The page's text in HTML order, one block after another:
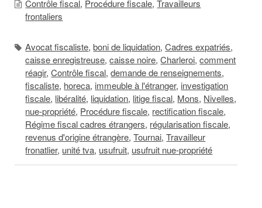
Contrôle fiscal, Procédure fiscale,Travailleurs
frontaliers
Avocat fiscaliste,boni de liquidation,Cadres expatriés,
caisse enregistreuse,caisse noire,Charleroi,comment
réagir,Contrôle fiscal,demande de renseignements,
fiscaliste, horeca, immeuble à l'étranger, investigation
fiscale, libéralité, liquidation, litige fiscal, Mons, Nivelles,
nue-propriété, Procédure fiscale, rectification fiscale,
Régime fiscal cadres étrangers, régularisation fiscale,
revenus d'origine étrangère,Tournai,Travailleur
fronatlier, unité tva, usufruit, usufruit nue-propriété